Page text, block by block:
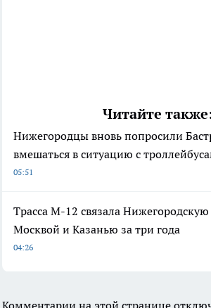
Читайте
Нижегородцы вновь попросили
вмешаться в ситуацию с
05:51
Трасса М-12 связала Нижегородскую
Москвой и Казанью за три года
04:26